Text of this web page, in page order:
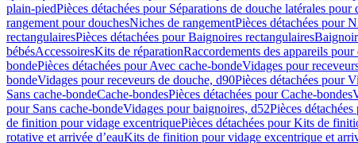
plain-piedPièces détachées pour Séparations de douche latérales
rangement pour douchesNiches de rangementPièces détachées pour
rectangulairesPièces détachées pour Baignoires rectangulaires
bébésAccessoiresKits de réparationRaccordements des appareils
bondePièces détachées pour Avec cache-bondeVidages pour
bondeVidages pour receveurs de douche, d90Pièces détachées pour
Sans cache-bondeCache-bondesPièces détachées pour Cache-bondes
pour Sans cache-bondeVidages pour baignoires, d52Pièces
de finition pour vidage excentriquePièces détachées pour Kits de
rotative et arrivée d’eauKits de finition pour vidage excentrique et